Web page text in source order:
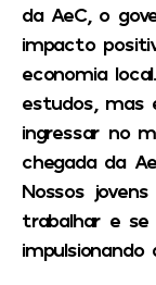
da AeC, o
impacto
economia
estudos, mas
ingressar no
chegada da
Nossos
trabalhar e se